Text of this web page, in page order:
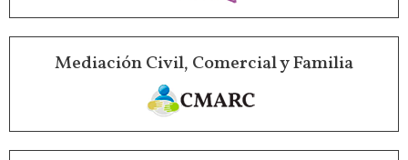
Mediación Civil, Comercial y Familia